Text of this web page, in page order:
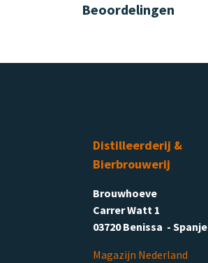
Beoordelingen
Distilleerderij &
Bierbrouwerij
Brouwhoeve
Carrer Watt 1
03720 Benissa - Spanje
Magazijn Nederland